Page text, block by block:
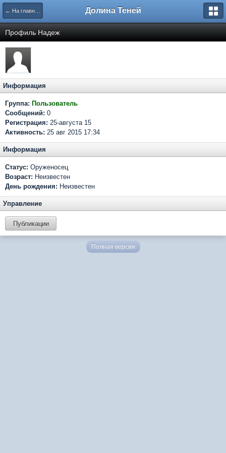
← На главную Долина Теней
Профиль Надеж
Информация
Группа: Пользователь
Сообщений: 0
Регистрация: 25-августа 15
Активность: 25 авг 2015 17:34
Информация
Статус: Оруженосец
Возраст: Неизвестен
День рождения: Неизвестен
Управление
Публикации
Полная версия